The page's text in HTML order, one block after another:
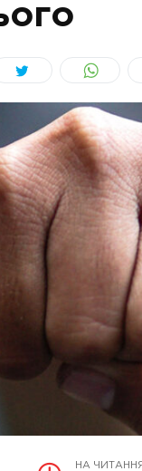
НА ЧИТАННЯ